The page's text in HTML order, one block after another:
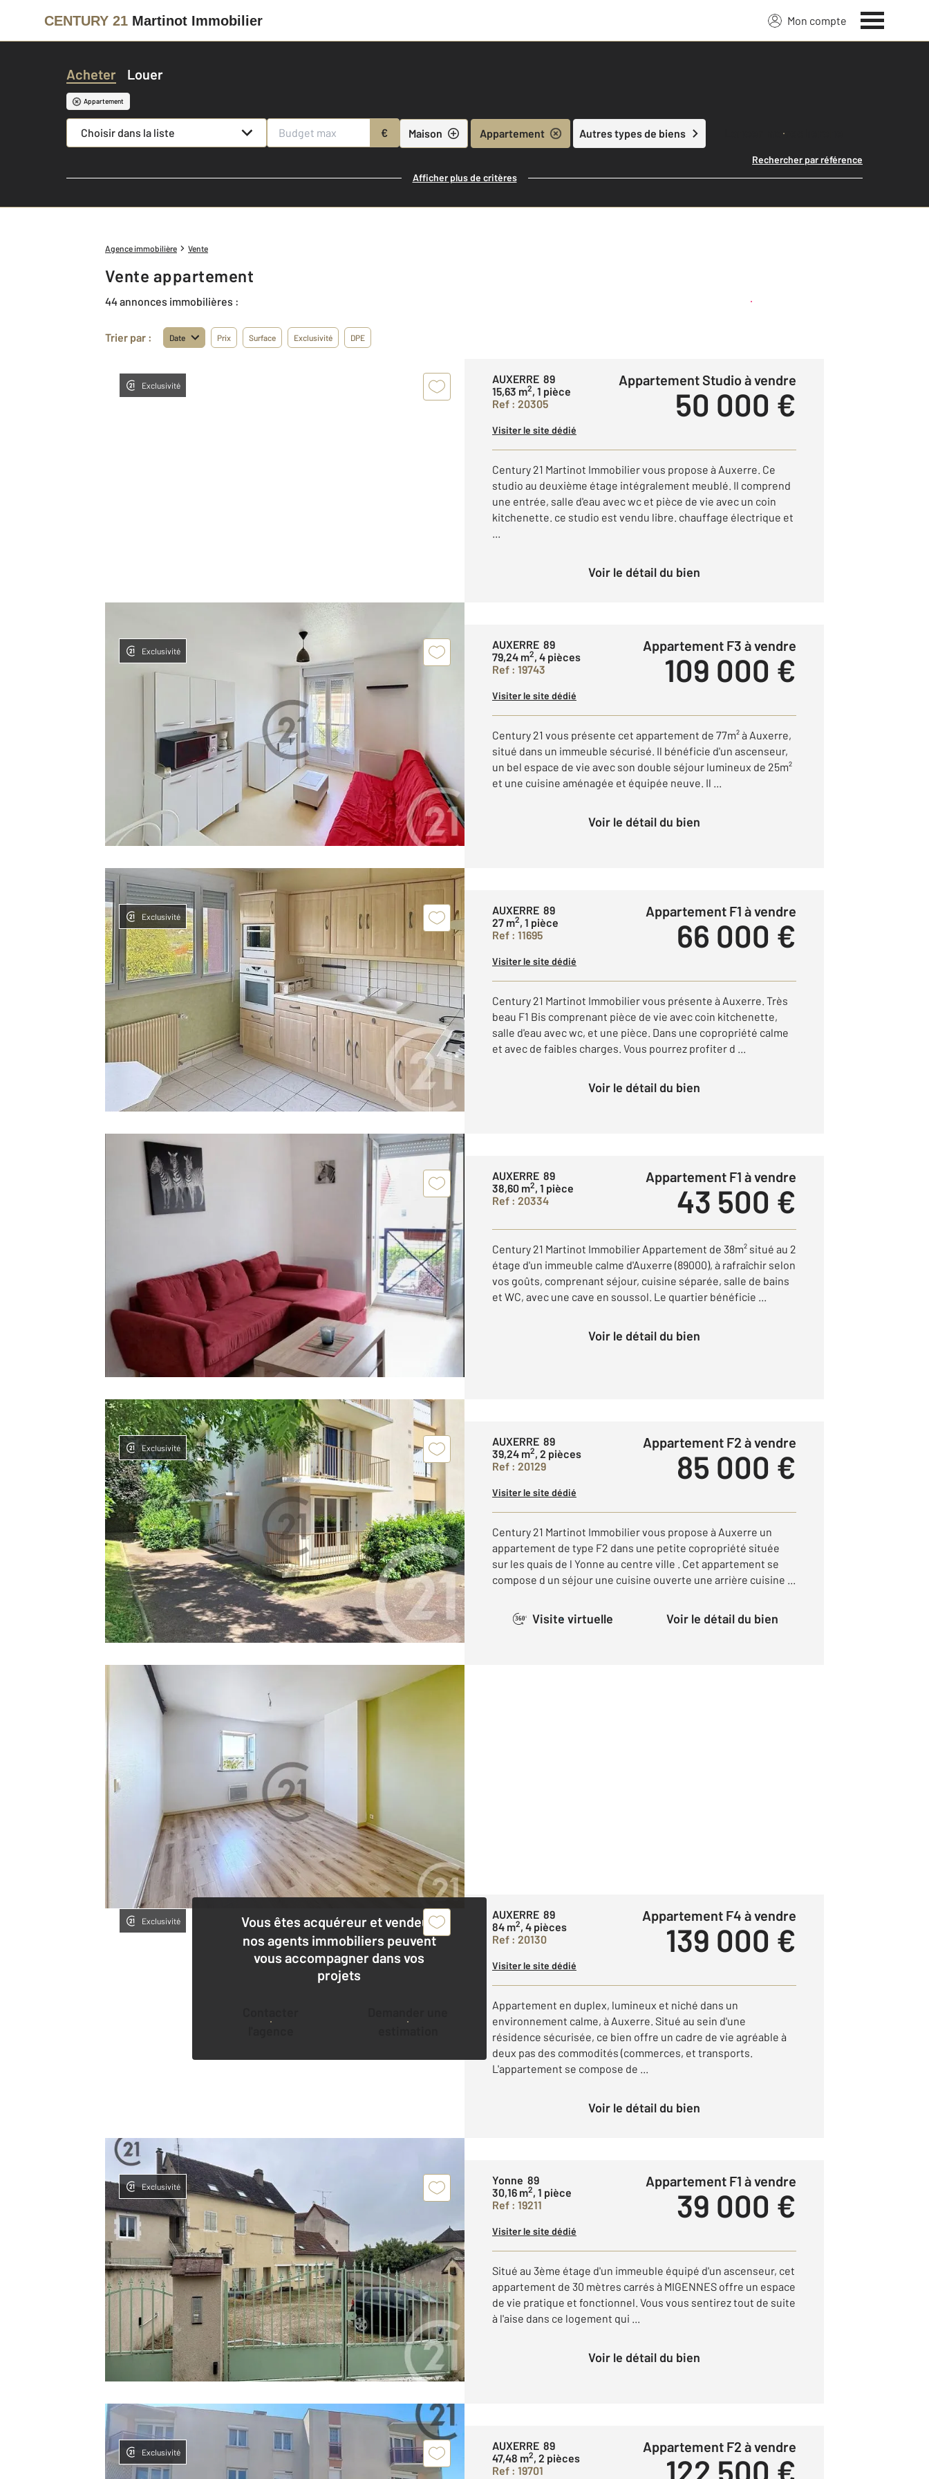
CENTURY 21 Martinot Immobilier Mon compte
Acheter Louer
Appartement
Choisir dans la liste € Maison Appartement Autres types de biens Lancer ma recherche
Rechercher par référence
Afficher plus de critères
Agence immobilière Vente
Vente appartement
44 annonces immobilières : Créer une alerte
Trier par : Date Prix Surface Exclusivité DPE
Exclusivité
AUXERRE 89
15,63 m2, 1 pièce
Ref : 20305
Appartement Studio à vendre
50 000 €
Visiter le site dédié
Century 21 Martinot Immobilier vous propose à Auxerre. Ce
studio au deuxième étage intégralement meublé. Il comprend
une entrée, salle d'eau avec wc et pièce de vie avec un coin
kitchenette. ce studio est vendu libre. chauffage électrique et
...
Voir le détail du bien
Exclusivité
AUXERRE 89
79,24 m2, 4 pièces
Ref : 19743
Appartement F3 à vendre
109 000 €
Visiter le site dédié
Century 21 vous présente cet appartement de 77m² à Auxerre,
situé dans un immeuble sécurisé. Il bénéficie d'un ascenseur,
un bel espace de vie avec son double séjour lumineux de 25m²
et une cuisine aménagée et équipée neuve. Il ...
Voir le détail du bien
Exclusivité
AUXERRE 89
27 m2, 1 pièce
Ref : 11695
Appartement F1 à vendre
66 000 €
Visiter le site dédié
Century 21 Martinot Immobilier vous présente à Auxerre. Très
beau F1 Bis comprenant pièce de vie avec coin kitchenette,
salle d'eau avec wc, et une pièce. Dans une copropriété calme
et avec de faibles charges. Vous pourrez profiter d ...
Voir le détail du bien
AUXERRE 89
38,60 m2, 1 pièce
Ref : 20334
Appartement F1 à vendre
43 500 €
Century 21 Martinot Immobilier Appartement de 38m² situé au 2
étage d'un immeuble calme d'Auxerre (89000), à rafraîchir selon
vos goûts, comprenant séjour, cuisine séparée, salle de bains
et WC, avec une cave en soussol. Le quartier bénéficie ...
Voir le détail du bien
Exclusivité
AUXERRE 89
39,24 m2, 2 pièces
Ref : 20129
Appartement F2 à vendre
85 000 €
Visiter le site dédié
Century 21 Martinot Immobilier vous propose à Auxerre un
appartement de type F2 dans une petite copropriété située
sur les quais de l Yonne au centre ville . Cet appartement se
compose d un séjour une cuisine ouverte une arrière cuisine ...
360° Visite virtuelle Voir le détail du bien
Vous êtes acquéreur et vendeur,
nos agents immobiliers peuvent
vous accompagner dans vos
projets
Exclusivité
AUXERRE 89
84 m2, 4 pièces
Ref : 20130
Appartement F4 à vendre
139 000 €
Visiter le site dédié
Appartement en duplex, lumineux et niché dans un
environnement calme, à Auxerre. Situé au sein d'une
résidence sécurisée, ce bien offre un cadre de vie agréable à
deux pas des commodités (commerces, et transports.
L'appartement se compose de ...
Voir le détail du bien
Exclusivité
Yonne 89
30,16 m2, 1 pièce
Ref : 19211
Appartement F1 à vendre
39 000 €
Visiter le site dédié
Situé au 3ème étage d'un immeuble équipé d'un ascenseur, cet
appartement de 30 mètres carrés à MIGENNES offre un espace
de vie pratique et fonctionnel. Vous vous sentirez tout de suite
à l'aise dans ce logement qui ...
Voir le détail du bien
Exclusivité
AUXERRE 89
47,48 m2, 2 pièces
Ref : 19701
Appartement F2 à vendre
122 500 €